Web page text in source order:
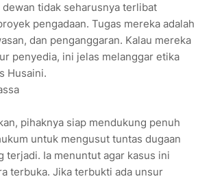
dewan tidak seharusnya terlibat
pengadaan. Tugas mereka adalah
dan penganggaran. Kalau mereka
penyedia, ini jelas melanggar etika
Husaini.
pihaknya siap mendukung penuh
untuk mengusut tuntas dugaan
terjadi. Ia menuntut agar kasus ini
terbuka. Jika terbukti ada unsur